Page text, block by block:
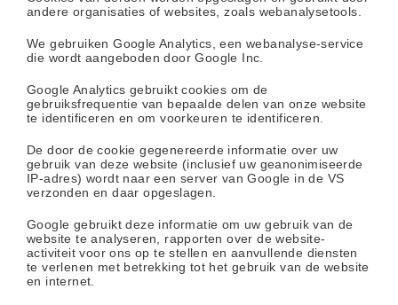
andere organisaties of websites, zoals webanalysetools.
We gebruiken Google Analytics, een webanalyse-service
die wordt aangeboden door Google Inc.
Google Analytics gebruikt cookies om de
gebruiksfrequentie van bepaalde delen van onze website
te identificeren en om voorkeuren te identificeren.
De door de cookie gegenereerde informatie over uw
gebruik van deze website (inclusief uw geanonimiseerde
IP-adres) wordt naar een server van Google in de VS
verzonden en daar opgeslagen.
Google gebruikt deze informatie om uw gebruik van de
website te analyseren, rapporten over de website-
activiteit voor ons op te stellen en aanvullende diensten
te verlenen met betrekking tot het gebruik van de website
en internet.